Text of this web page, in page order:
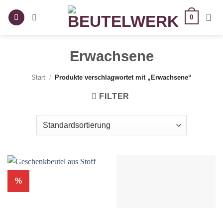
Inhalt
0
Erwachsene
Start / Produkte verschlagwortet mit „Erwachsene“
FILTER
%